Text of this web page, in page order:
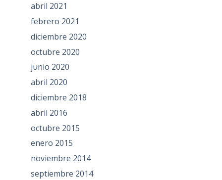
abril 2021
febrero 2021
diciembre 2020
octubre 2020
junio 2020
abril 2020
diciembre 2018
abril 2016
octubre 2015
enero 2015
noviembre 2014
septiembre 2014